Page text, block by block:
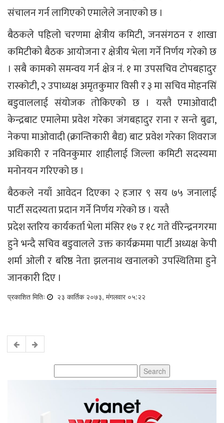
संचालन गर्न लागिएको एमालेले जनाएको छ ।
बैठकले पहिलो चरणमा क्षेत्रीय कमिटी, जनसंगठन र शाखा
कमिटीको बैठक आयोजना र क्षेत्रीय भेला गर्ने निर्णय गरेको छ
। सबै कामको समन्वय गर्न क्षेत्र नं. १ मा उपसचिव टोपबहादुर
रास्कोटी, २ उपाध्यक्ष अमृतकुमार विसी र ३ मा सचिव मोहनसिं
बडुवाललाई संयोजक तोकिएको छ । यस्तै एमाओवादी
केन्द्रबाट एमालेमा प्रवेश गरेका जंगबहादुर राना र सन्ते बुढा,
नेकपा माओवादी (क्रान्तिकारी बैद्य) बाट प्रवेश गरेका शिवराज
अधिकारी र नविनकुमार शाहीलाई जिल्ला कमिटी सदस्यमा
मनोनयन गरिएको छ ।
बैठकले नयाँ आवेदन दिएका २ हजार ९ सय ७५ जनालाई
पार्टी सदस्यता प्रदान गर्ने निर्णय गरेको छ । यस्तै
प्रदेश स्तरिय कार्यकर्ता भेला मंसिर १७ र १८ गते वीरेन्द्रनगरमा
हुने भन्दै सचिव बडुवालले उक्त कार्यक्रममा पार्टी अध्यक्ष केपी
शर्मा ओली र बरिष्ठ नेता झलनाथ खनालको उपस्थितिमा हुने
जानकारी दिए ।
प्रकाशित मितिः २३ कार्तिक २०७३, मंगलवार ०५:२२
for: